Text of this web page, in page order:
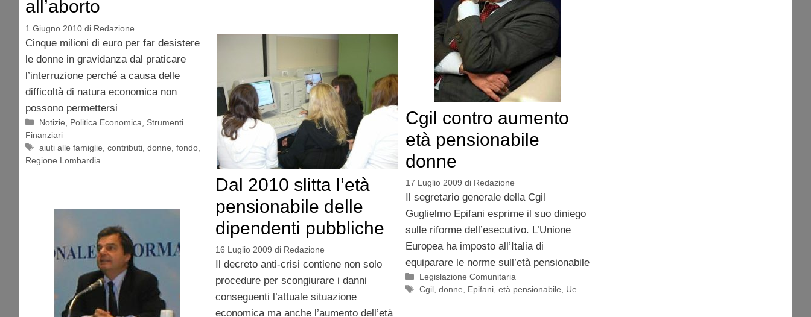
all’aborto
1 Giugno 2010 di Redazione
Cinque milioni di euro per far desistere
le donne in gravidanza dal praticare
l’interruzione perché a causa delle
difficoltà di natura economica non
possono permettersi
Categorie
Notizie Politica Economica
Strumenti
Finanziari
Tag
aiuti alle famiglie ,contributi ,donne ,fondo
Regione Lombardia
Cgil contro aumento
età pensionabile
donne
17 Luglio 2009 di Redazione
Il segretario generale della Cgil
Guglielmo Epifani esprime il suo diniego
sulle riforme dell’esecutivo. L’Unione
Europea ha imposto all’Italia di
equiparare le norme sull’età pensionabile
Categorie
Legislazione Comunitaria
Tag
Cgil ,donne Epifani ,età pensionabile Ue
Dal 2010 slitta l’età
pensionabile delle
dipendenti pubbliche
16 Luglio 2009 di Redazione
Il decreto anti-crisi contiene non solo
procedure per scongiurare i danni
conseguenti l’attuale situazione
economica ma anche l’aumento dell’età